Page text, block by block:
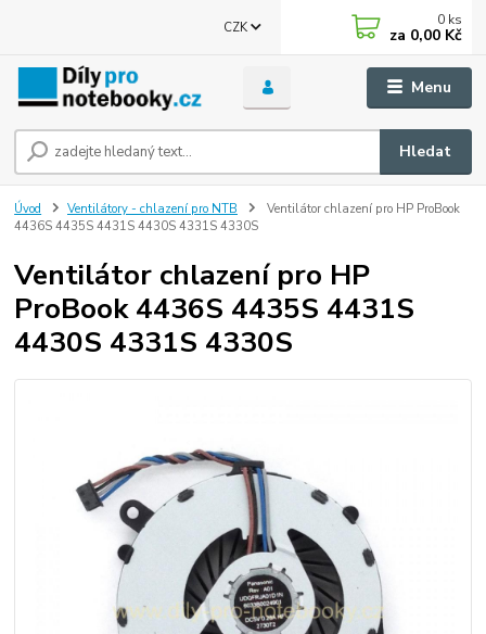
Menu
CZK
Hledat
0 ks
za 0,00 Kč
Úvod Ventilátory - chlazení pro NTB
Ventilátor chlazení pro HP ProBook
4436S 4435S 4431S 4430S 4331S 4330S
Ventilátor chlazení pro HP
ProBook 4436S 4435S 4431S
4430S 4331S 4330S